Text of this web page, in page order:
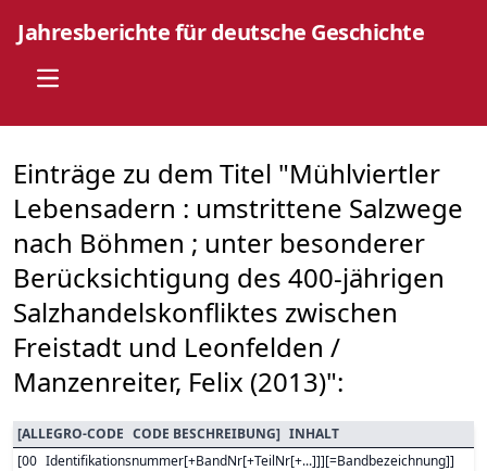
Jahresberichte für deutsche Geschichte
Open main menu
Einträge zu dem Titel "Mühlviertler
Lebensadern : umstrittene Salzwege
nach Böhmen ; unter besonderer
Berücksichtigung des 400-jährigen
Salzhandelskonfliktes zwischen
Freistadt und Leonfelden /
Manzenreiter, Felix (2013)":
[ALLEGRO-CODE CODE BESCHREIBUNG] INHALT
[00 Identifikationsnummer[+BandNr[+TeilNr[+...]]][=Bandbezeichnung]]